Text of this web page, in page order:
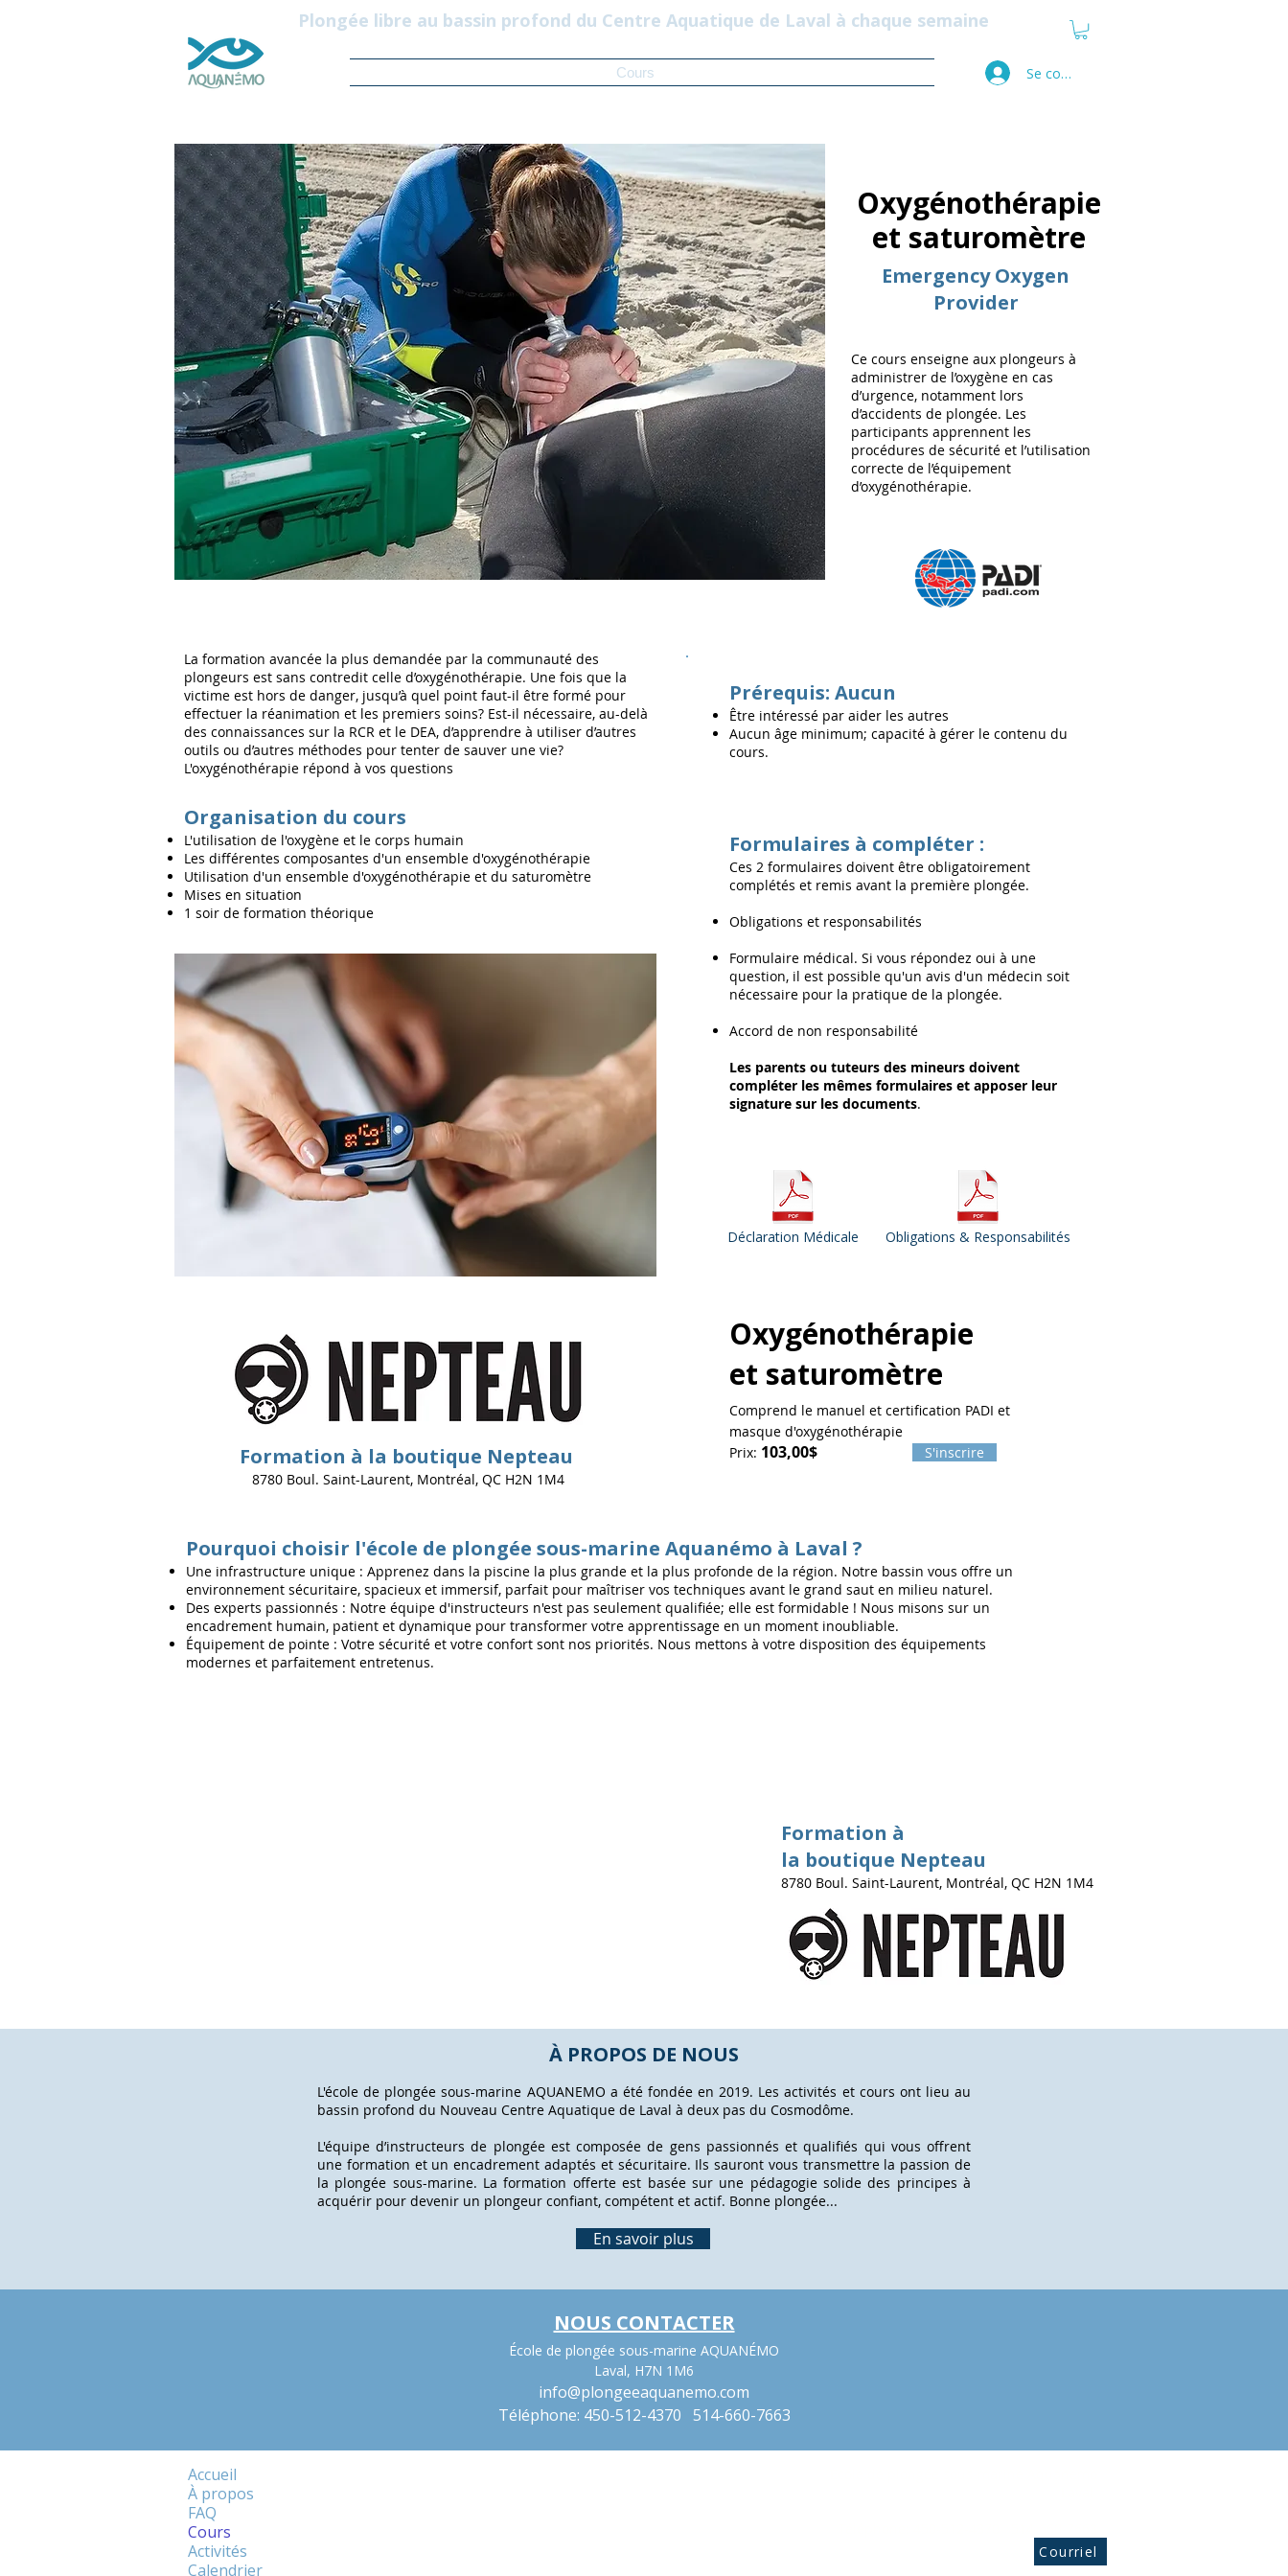
Plongée libre au bassin profond du Centre Aquatique de Laval à chaque semaine
Cours Se connecter
Oxygénothérapie
et saturomètre
Emergency Oxygen
Provider
Ce cours enseigne aux plongeurs à
administrer de l’oxygène en cas
d’urgence, notamment lors
d’accidents de plongée. Les
participants apprennent les
procédures de sécurité et l’utilisation
correcte de l’équipement
d’oxygénothérapie.
La formation avancée la plus demandée par la communauté des
plongeurs est sans contredit celle d’oxygénothérapie. Une fois que la
victime est hors de danger, jusqu’à quel point faut-il être formé pour
effectuer la réanimation et les premiers soins? Est-il nécessaire, au-delà
des connaissances sur la RCR et le DEA, d’apprendre à utiliser d’autres
outils ou d’autres méthodes pour tenter de sauver une vie?
L'oxygénothérapie répond à vos questions
Organisation du cours
L'utilisation de l'oxygène et le corps humain
Les différentes composantes d'un ensemble d'oxygénothérapie
Utilisation d'un ensemble d'oxygénothérapie et du saturomètre
Mises en situation
1 soir de formation théorique
Formation à la boutique Nepteau
8780 Boul. Saint-Laurent, Montréal, QC H2N 1M4
Formulaires à compléter :
Ces 2 formulaires doivent être obligatoirement
complétés et remis avant la première plongée.
Obligations et responsabilités
Formulaire médical. Si vous répondez oui à une
question, il est possible qu'un avis d'un médecin soit
nécessaire pour la pratique de la plongée.
Accord de non responsabilité
Les parents ou tuteurs des mineurs doivent
compléter les mêmes formulaires et apposer leur
signature sur les documents.
Déclaration Médicale Obligations & Responsabilités
Prérequis: Aucun
Être intéressé par aider les autres
​Aucun âge minimum; capacité à gérer le contenu du
cours.
Oxygénothérapie
et saturomètre
Comprend le manuel et certification PADI et
masque d'oxygénothérapie
Prix: 103,00$ S'inscrire
Pourquoi choisir l'école de plongée sous-marine Aquanémo à Laval ?
Une infrastructure unique : Apprenez dans la piscine la plus grande et la plus profonde de la région. Notre bassin vous offre un
environnement sécuritaire, spacieux et immersif, parfait pour maîtriser vos techniques avant le grand saut en milieu naturel.
Des experts passionnés : Notre équipe d'instructeurs n'est pas seulement qualifiée; elle est formidable ! Nous misons sur un
encadrement humain, patient et dynamique pour transformer votre apprentissage en un moment inoubliable.
Équipement de pointe : Votre sécurité et votre confort sont nos priorités. Nous mettons à votre disposition des équipements
modernes et parfaitement entretenus.
Formation à
la boutique Nepteau
8780 Boul. Saint-Laurent, Montréal, QC H2N 1M4
À PROPOS DE NOUS
L'école de plongée sous-marine AQUANEMO a été fondée en 2019. Les activités et cours ont lieu au
bassin profond du Nouveau Centre Aquatique de Laval à deux pas du Cosmodôme.
L'équipe d’instructeurs de plongée est composée de gens passionnés et qualifiés qui vous offrent
une formation et un encadrement adaptés et sécuritaire. Ils sauront vous transmettre la passion de
la plongée sous-marine. La formation offerte est basée sur une pédagogie solide des principes à
acquérir pour devenir un plongeur confiant, compétent et actif. Bonne plongée...
En savoir plus
NOUS CONTACTER
École de plongée sous-marine AQUANÉMO
Laval, H7N 1M6
info@plongeeaquanemo.com
Téléphone: 450-512-4370 514-660-7663
Accueil
À propos
FAQ
Cours
Activités
Calendrier
Courriel